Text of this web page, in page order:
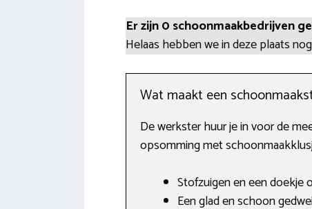
Er zijn 0 schoonmaakbedrijven
Helaas hebben we in deze plaats
Wat maakt een
De werkster huur je in voor de
opsomming met
Stofzuigen en een doekje
Een glad en schoon